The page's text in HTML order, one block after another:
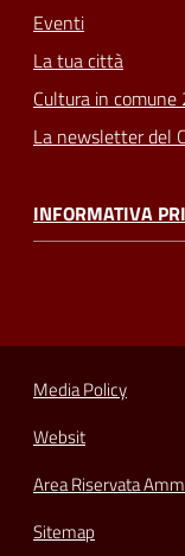
Eventi
La tua città
Cultura in
La newsletter del
INFORMATIVA
Media Policy
Websit
Area Riservata
Sitemap